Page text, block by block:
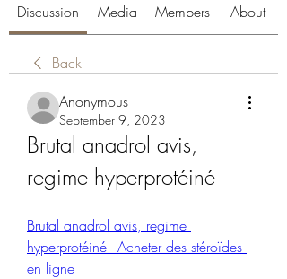
Discussion Media Members About
Back
Anonymous
September 9, 2023
Brutal anadrol avis,
regime hyperprotéiné
Brutal anadrol avis, regime
hyperprotéiné - Acheter des stéroïdes
en ligne